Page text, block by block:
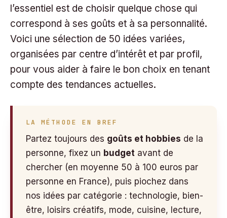
l’essentiel est de choisir quelque chose qui
correspond à ses goûts et à sa personnalité.
Voici une sélection de 50 idées variées,
organisées par centre d’intérêt et par profil,
pour vous aider à faire le bon choix en tenant
compte des tendances actuelles.
LA MÉTHODE EN BREF
Partez toujours des goûts et hobbies de la
personne, fixez un budget avant de
chercher (en moyenne 50 à 100 euros par
personne en France), puis piochez dans
nos idées par catégorie : technologie, bien-
être, loisirs créatifs, mode, cuisine, lecture,